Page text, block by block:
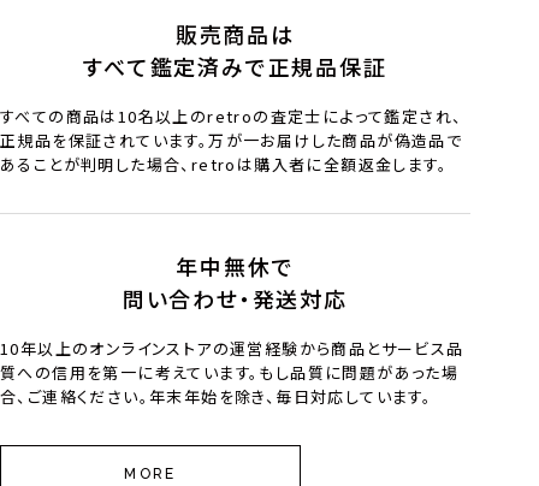
販売商品は
すべて鑑定済みで正規品保証
すべての商品は10名以上のretroの査定士によって鑑定され、
正規品を保証されています。万が一お届けした商品が偽造品で
あることが判明した場合、retroは購入者に全額返金します。
年中無休で
問い合わせ・発送対応
10年以上のオンラインストアの運営経験から商品とサービス品
質への信用を第一に考えています。もし品質に問題があった場
合、ご連絡ください。年末年始を除き、毎日対応しています。
MORE